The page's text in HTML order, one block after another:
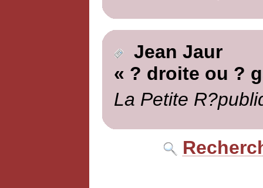
Jean Jaur
« ? droite ou ?
La Petite